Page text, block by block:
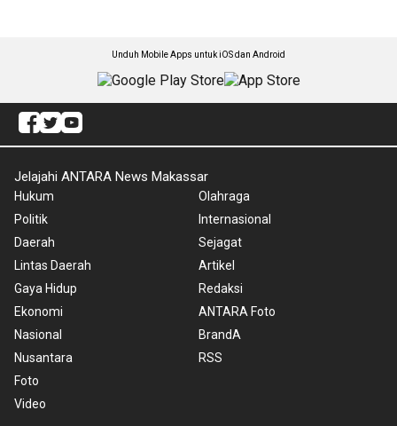
Unduh Mobile Apps untuk iOS dan Android
Jelajahi ANTARA News Makassar
Hukum
Politik
Daerah
Lintas Daerah
Gaya Hidup
Ekonomi
Nasional
Nusantara
Foto
Video
Olahraga
Internasional
Sejagat
Artikel
Redaksi
ANTARA Foto
BrandA
RSS